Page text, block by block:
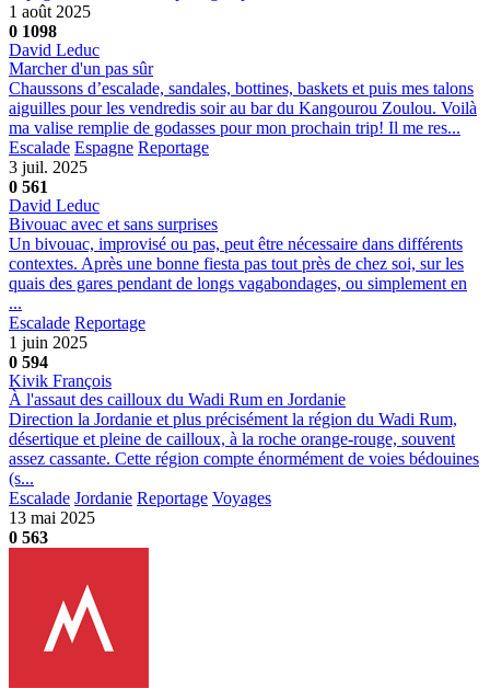
1 août 2025
0 1098
David Leduc
Marcher d'un pas sûr
Chaussons d’escalade, sandales, bottines, baskets et puis mes talons
aiguilles pour les vendredis soir au bar du Kangourou Zoulou. Voilà
ma valise remplie de godasses pour mon prochain trip! Il me res...
Escalade Espagne Reportage
3 juil. 2025
0 561
David Leduc
Bivouac avec et sans surprises
Un bivouac, improvisé ou pas, peut être nécessaire dans différents
contextes. Après une bonne fiesta pas tout près de chez soi, sur les
quais des gares pendant de longs vagabondages, ou simplement en
...
Escalade Reportage
1 juin 2025
0 594
Kivik François
À l'assaut des cailloux du Wadi Rum en Jordanie
Direction la Jordanie et plus précisément la région du Wadi Rum,
désertique et pleine de cailloux, à la roche orange-rouge, souvent
assez cassante. Cette région compte énormément de voies bédouines
(s...
Escalade Jordanie Reportage Voyages
13 mai 2025
0 563